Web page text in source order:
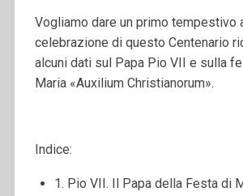
Vogliamo dare un primo tempestivo
celebrazione di questo Centenario
alcuni dati sul Papa Pio VII e sulla
Maria «Auxilium Christianorum».
Indice:
1. Pio VII. Il Papa della Festa di